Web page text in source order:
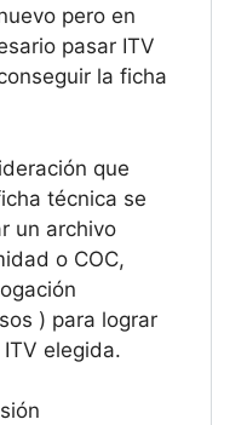
pero en
pasar ITV
la ficha
que
técnica se
un archivo
o COC,
) para lograr
elegida.